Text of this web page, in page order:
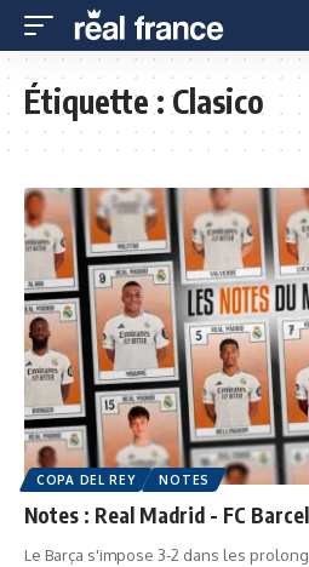
Étiquette :Clasico
COPA DEL REY NOTES
Notes : Real Madrid - FC
Le Barça s'impose 3-2 dans les